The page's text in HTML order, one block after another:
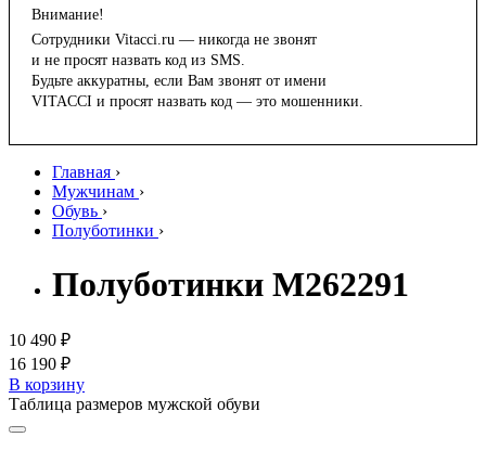
Внимание!
Сотрудники Vitacci.ru — никогда не звонят
и не просят назвать код из SMS.
Будьте аккуратны, если Вам звонят от имени
VITACCI и просят назвать код — это мошенники.
Главная ›
Мужчинам ›
Обувь ›
Полуботинки ›
Полуботинки M262291
10 490 ₽
16 190 ₽
В корзину
Таблица размеров мужской обуви